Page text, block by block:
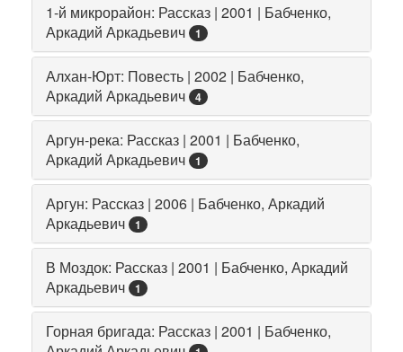
1-й микрорайон: Рассказ | 2001 | Бабченко,
Аркадий Аркадьевич
1
Алхан-Юрт: Повесть | 2002 | Бабченко,
Аркадий Аркадьевич
4
Аргун-река: Рассказ | 2001 | Бабченко,
Аркадий Аркадьевич
1
Аргун: Рассказ | 2006 | Бабченко, Аркадий
Аркадьевич
1
В Моздок: Рассказ | 2001 | Бабченко, Аркадий
Аркадьевич
1
Горная бригада: Рассказ | 2001 | Бабченко,